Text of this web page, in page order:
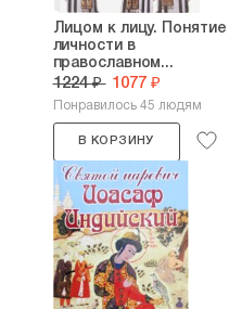
Лицом к лицу. Понятие
личности в
православном...
1224 ₽ 1077 ₽
Понравилось 45 людям
В КОРЗИНУ